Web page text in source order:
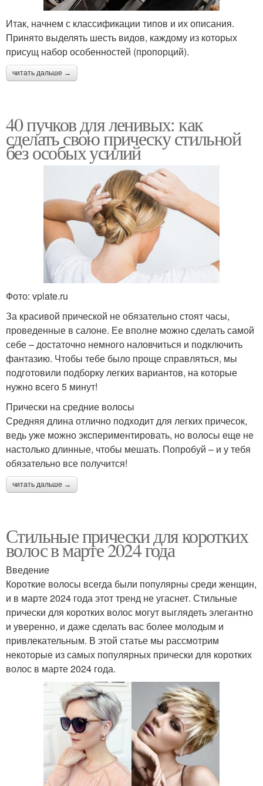
Итак, начнем с классификации типов и их описания.
Принято выделять шесть видов, каждому из которых
присущ набор особенностей (пропорций).
читать дальше →
40 пучков для ленивых: как
сделать свою прическу стильной
без особых усилий
Фото: vplate.ru
За красивой прической не обязательно стоят часы,
проведенные в салоне. Ее вполне можно сделать самой
себе – достаточно немного наловчиться и подключить
фантазию. Чтобы тебе было проще справляться, мы
подготовили подборку легких вариантов, на которые
нужно всего 5 минут!
Прически на средние волосы
Средняя длина отлично подходит для легких причесок,
ведь уже можно экспериментировать, но волосы еще не
настолько длинные, чтобы мешать. Попробуй – и у тебя
обязательно все получится!
читать дальше →
Стильные прически для коротких
волос в марте 2024 года
Введение
Короткие волосы всегда были популярны среди женщин,
и в марте 2024 года этот тренд не угаснет. Стильные
прически для коротких волос могут выглядеть элегантно
и уверенно, и даже сделать вас более молодым и
привлекательным. В этой статье мы рассмотрим
некоторые из самых популярных прически для коротких
волос в марте 2024 года.